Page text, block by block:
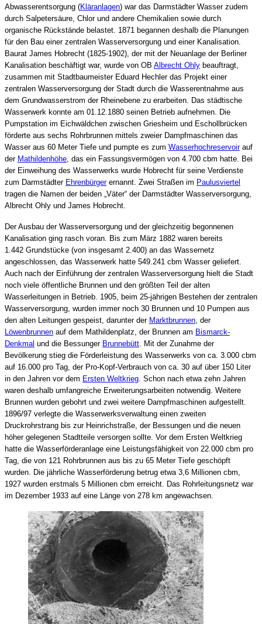
Abwasserentsorgung (Kläranlagen) war das Darmstädter Wasser zudem
durch Salpetersäure, Chlor und andere Chemikalien sowie durch
organische Rückstände belastet. 1871 begannen deshalb die Planungen
für den Bau einer zentralen Wasserversorgung und einer Kanalisation.
Baurat James Hobrecht (1825-1902), der mit der Neuanlage der Berliner
Kanalisation beschäftigt war, wurde von OB Albrecht Ohly beauftragt,
zusammen mit Stadtbaumeister Eduard Hechler das Projekt einer
zentralen Wasserversorgung der Stadt durch die Wasserentnahme aus
dem Grundwasserstrom der Rheinebene zu erarbeiten. Das städtische
Wasserwerk konnte am 01.12.1880 seinen Betrieb aufnehmen. Die
Pumpstation im Eichwäldchen zwischen Griesheim und Eschollbrücken
förderte aus sechs Rohrbrunnen mittels zweier Dampfmaschinen das
Wasser aus 60 Meter Tiefe und pumpte es zum Wasserhochreservoirauf
der Mathildenhöhe , das ein Fassungsvermögen von 4.700 cbm hatte. Bei
der Einweihung des Wasserwerks wurde Hobrecht für seine Verdienste
zum Darmstädter Ehrenbürgerernannt. Zwei Straßen im Paulusviertel
tragen die Namen der beiden „Väter“ der Darmstädter Wasserversorgung,
Albrecht Ohly und James Hobrecht.
Der Ausbau der Wasserversorgung und der gleichzeitig begonnenen
Kanalisation ging rasch voran. Bis zum März 1882 waren bereits
1.442 Grundstücke (von insgesamt 2.400) an das Wassernetz
angeschlossen, das Wasserwerk hatte 549.241 cbm Wasser geliefert.
Auch nach der Einführung der zentralen Wasserversorgung hielt die Stadt
noch viele öffentliche Brunnen und den größten Teil der alten
Wasserleitungen in Betrieb. 1905, beim 25-jährigen Bestehen der zentralen
Wasserversorgung, wurden immer noch 30 Brunnen und 10 Pumpen aus
den alten Leitungen gespeist, darunter der Marktbrunnen , der
Löwenbrunnen auf dem Mathildenplatz, der Brunnen am Bismarck-
Denkmal und die Bessunger Brunnebütt . Mit der Zunahme der
Bevölkerung stieg die Förderleistung des Wasserwerks von ca. 3.000 cbm
auf 16.000 pro Tag, der Pro-Kopf-Verbrauch von ca. 30 auf über 150 Liter
in den Jahren vor dem Ersten Weltkrieg . Schon nach etwa zehn Jahren
waren deshalb umfangreiche Erweiterungsarbeiten notwendig. Weitere
Brunnen wurden gebohrt und zwei weitere Dampfmaschinen aufgestellt.
1896/97 verlegte die Wasserwerksverwaltung einen zweiten
Druckrohrstrang bis zur Heinrichstraße, der Bessungen und die neuen
höher gelegenen Stadtteile versorgen sollte. Vor dem Ersten Weltkrieg
hatte die Wasserförderanlage eine Leistungsfähigkeit von 22.000 cbm pro
Tag, die von 121 Rohrbrunnen aus bis zu 65 Meter Tiefe geschöpft
wurden. Die jährliche Wasserförderung betrug etwa 3,6 Millionen cbm,
1927 wurden erstmals 5 Millionen cbm erreicht. Das Rohrleitungsnetz war
im Dezember 1933 auf eine Länge von 278 km angewachsen.